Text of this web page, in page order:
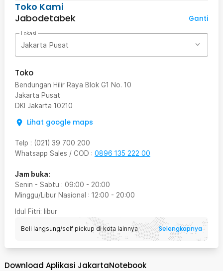
Toko Kami
Jabodetabek
Ganti
Lokasi
Jakarta Pusat
Toko
Bendungan Hilir Raya Blok G1 No. 10
Jakarta Pusat
DKI Jakarta 10210
Lihat google maps
Telp : (021) 39 700 200
Whatsapp Sales / COD : 0896 135 222 00
Jam buka:
Senin - Sabtu : 09:00 - 20:00
Minggu/Libur Nasional : 12:00 - 20:00
Idul Fitri: libur
Beli langsung/self pickup di kota lainnya Selengkapnya
Download Aplikasi JakartaNotebook